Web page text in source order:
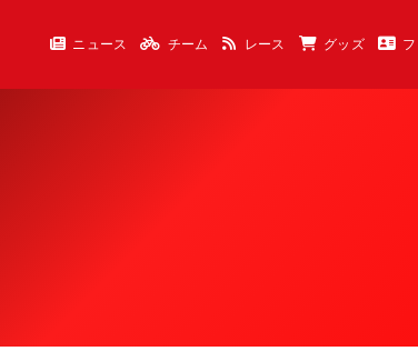
ニュース チーム レース グッズ